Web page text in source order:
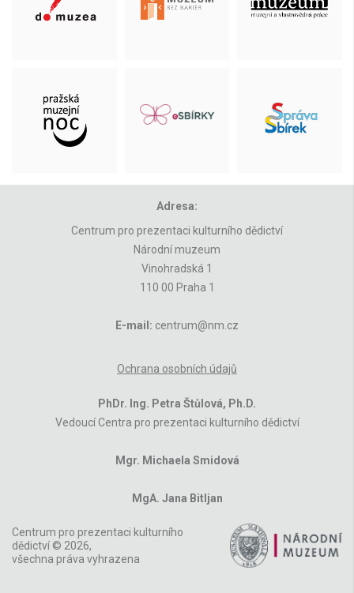
Adresa:
Centrum pro prezentaci kulturního dědictví
Národní muzeum
Vinohradská 1
110 00 Praha 1
E-mail: centrum@nm.cz
Ochrana osobních údajů
PhDr. Ing. Petra Štůlová, Ph.D.
Vedoucí Centra pro prezentaci kulturního dědictví
Mgr. Michaela Smidová
MgA. Jana Bitljan
Centrum pro prezentaci kulturního
dědictví © 2026,
všechna práva vyhrazena